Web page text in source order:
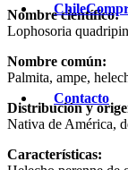
Contacto
Nombre científico:
Lophosoria
Nombre común:
Palmita, ampe,
Distribución y
Nativa de América,
Características: